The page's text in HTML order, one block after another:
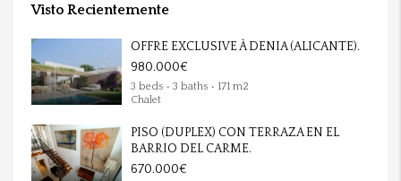
Visto Recientemente
OFFRE EXCLUSIVE À DENIA (ALICANTE).
980.000€
3 beds • 3 baths • 171 m2
Chalet
PISO (DUPLEX) CON TERRAZA EN EL
BARRIO DEL CARME.
670.000€